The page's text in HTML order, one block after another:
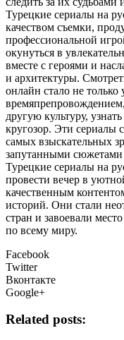
Турецкие сериалы на
качеством съемки,
профессиональной
окунуться в
вместе с героями и
и архитектуры.
онлайн стало не только
другую культуру,
кругозор. Эти сериалы
самых взыскательных
запутанными
Турецкие сериалы на
провести вечер в
качественным
историй. Они стали
стран и завоевали
по всему миру.
Facebook
Twitter
Вконтакте
Google+
Related posts: